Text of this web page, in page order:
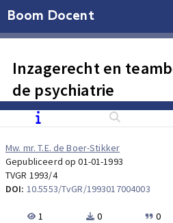
Boom Docent
Inzagerecht en
de psychiatrie
Mw. mr. T.E. de Boer-Stikker
Gepubliceerd op 01-01-1993
TVGR 1993/4
DOI: 10.5553/TvGR/1993017004003
1 0 0